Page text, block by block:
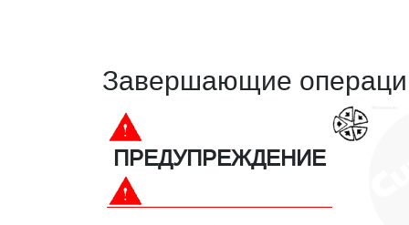
Завершающие
ПРЕДУПРЕЖДЕНИЕ